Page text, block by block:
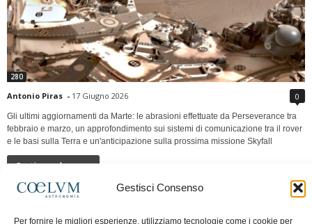
Gestisci Consenso
Per fornire le migliori esperienze, utilizziamo tecnologie come i cookie per
280
Antonio Piras - 17 Giugno 2026 0
Gli ultimi aggiornamenti da Marte: le abrasioni effettuate da Perseverance tra
febbraio e marzo, un approfondimento sui sistemi di comunicazione tra il rover
e le basi sulla Terra e un'anticipazione sulla prossima missione Skyfall
Continua a leggere